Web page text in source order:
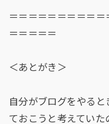
＝＝＝＝＝＝＝＝＝
＝＝＝＝＝
＜あとがき＞
自分がブログをやる
ておこうと考えてい